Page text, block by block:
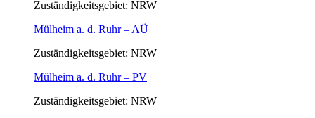
Zuständigkeitsgebiet: NRW
Mülheim a. d. Ruhr – AÜ
Zuständigkeitsgebiet: NRW
Mülheim a. d. Ruhr – PV
Zuständigkeitsgebiet: NRW